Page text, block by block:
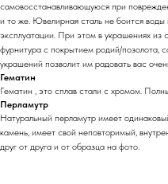
самовосстанавливающуюся при
и то же. Ювелирная сталь не боится воды
эксплуатации. При этом в украшениях из
фурнитура с покрытием родий/позолота,
украшений позволит им радовать вас
Гематин
Гематин , это сплав стали с хромом.
Перламутр
Натуральный перламутр имеет
камень, имеет свой неповторимый,
друг от друга и от образца на фото.